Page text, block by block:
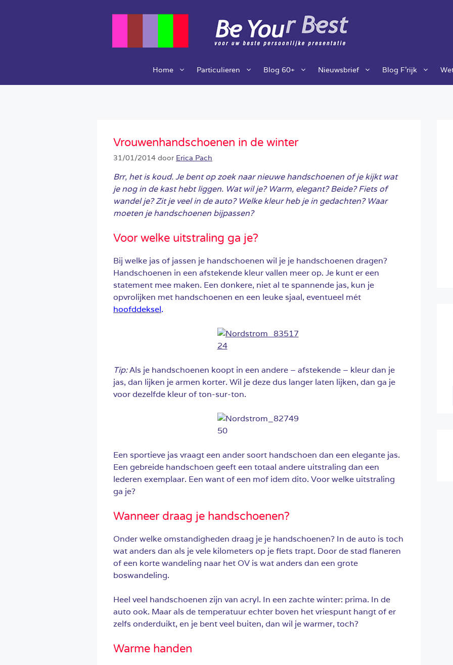
Home Particulieren Blog 60+ Nieuwsbrief Blog F’rijk
Vrouwenhandschoenen in de winter
31/01/2014 door Erica Pach
Brr, het is koud. Je bent op zoek naar nieuwe handschoenen of je kijkt wat
je nog in de kast hebt liggen. Wat wil je? Warm, elegant? Beide? Fiets of
wandel je? Zit je veel in de auto? Welke kleur heb je in gedachten? Waar
moeten je handschoenen bijpassen?
Voor welke uitstraling ga je?
Bij welke jas of jassen je handschoenen wil je je handschoenen dragen?
Handschoenen in een afstekende kleur vallen meer op. Je kunt er een
statement mee maken. Een donkere, niet al te spannende jas, kun je
opvrolijken met handschoenen en een leuke sjaal, eventueel mét
hoofddeksel.
Tip:Als je handschoenen koopt in een andere – afstekende – kleur dan je
jas, dan lijken je armen korter. Wil je deze dus langer laten lijken, dan ga je
voor dezelfde kleur of ton-sur-ton.
Een sportieve jas vraagt een ander soort handschoen dan een elegante jas.
Een gebreide handschoen geeft een totaal andere uitstraling dan een
lederen exemplaar. Een want of een mof idem dito. Voor welke uitstraling
ga je?
Wanneer draag je handschoenen?
Onder welke omstandigheden draag je je handschoenen? In de auto is toch
wat anders dan als je vele kilometers op je fiets trapt. Door de stad flaneren
of een korte wandeling naar het OV is wat anders dan een grote
boswandeling.
Heel veel handschoenen zijn van acryl. In een zachte winter: prima. In de
auto ook. Maar als de temperatuur echter boven het vriespunt hangt of er
zelfs onderduikt, en je bent veel buiten, dan wil je warmer, toch?
Warme handen